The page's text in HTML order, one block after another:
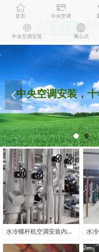
中央空调安装，
넳
ꀇ
首页
ꀔ
中央空调
ꁵ
中央空调安装
ꄓ
离心式
水冷螺杆机空调安装内容与方法